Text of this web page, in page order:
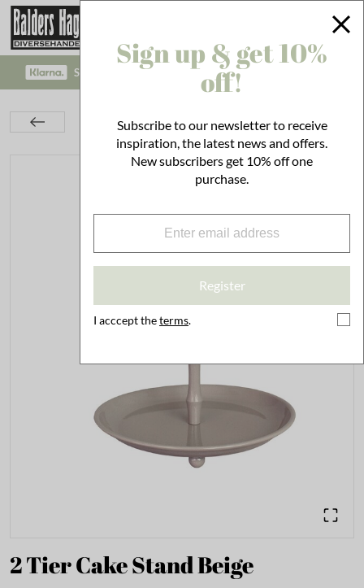
SAFE PAYMENT WITH KLARNA CHECKOUT!
2 Tier Cake Stand Beige
2 Tier Cake Stand Beige
Sign up & get 10%
off!
Subscribe to our newsletter to receive
inspiration, the latest news and offers.
New subscribers get 10% off one
purchase.
Register
I acccept theterms.